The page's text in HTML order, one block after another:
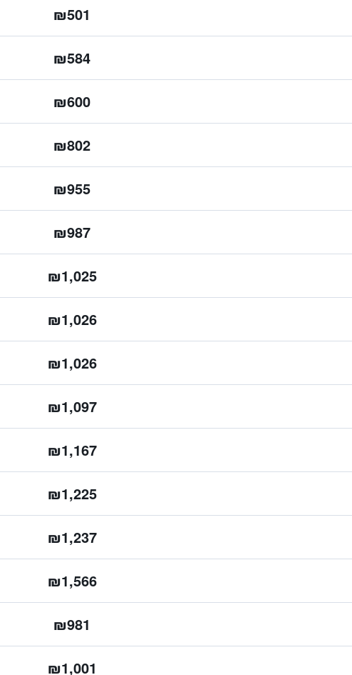
₪501
₪584
₪600
₪802
₪955
₪987
₪1,025
₪1,026
₪1,026
₪1,097
₪1,167
₪1,225
₪1,237
₪1,566
₪981
₪1,001